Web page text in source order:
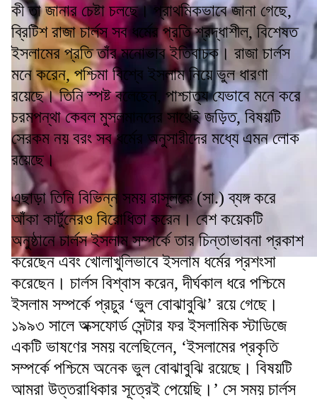
কী তা জানার চেষ্টা চলছে। প্রাথমিকভাবে জানা গেছে,
ব্রিটিশ রাজা চার্লস সব ধর্মের প্রতি শ্রদ্ধাশীল, বিশেষত
ইসলামের প্রতি তাঁর মনোভাব ইতিবাচক। রাজা চার্লস
মনে করেন, পশ্চিমা বিশ্বে ইসলাম নিয়ে ভুল ধারণা
রয়েছে। তিনি স্পষ্ট বলেছেন, পাশ্চাত্য যেভাবে মনে করে
চরমপন্থা কেবল মুসলমানদের সাথেই জড়িত, বিষয়টি
সেরকম নয় বরং সব ধর্মের অনুসারীদের মধ্যে এমন লোক
রয়েছে।
এছাড়া তিনি বিভিন্ন সময় রাসূলকে (সা.) ব্যঙ্গ করে
আঁকা কার্টুনেরও বিরোধিতা করেন। বেশ কয়েকটি
অনুষ্ঠানে চার্লস ইসলাম সম্পর্কে তার চিন্তাভাবনা প্রকাশ
করেছেন এবং খোলাখুলিভাবে ইসলাম ধর্মের প্রশংসা
করেছেন। চার্লস বিশ্বাস করেন, দীর্ঘকাল ধরে পশ্চিমে
ইসলাম সম্পর্কে প্রচুর ‘ভুল বোঝাবুঝি’ রয়ে গেছে।
১৯৯৩ সালে অক্সফোর্ড সেন্টার ফর ইসলামিক স্টাডিজে
একটি ভাষণের সময় বলেছিলেন, ‘ইসলামের প্রকৃতি
সম্পর্কে পশ্চিমে অনেক ভুল বোঝাবুঝি রয়েছে। বিষয়টি
আমরা উত্তরাধিকার সূত্রেই পেয়েছি।’ সে সময় চার্লস